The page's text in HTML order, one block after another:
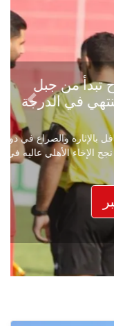
في دوري
في
Next